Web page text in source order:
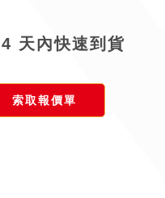
天內快速到貨
索取報價單